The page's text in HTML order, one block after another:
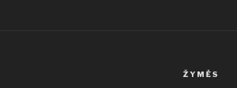
ŽYMĖS